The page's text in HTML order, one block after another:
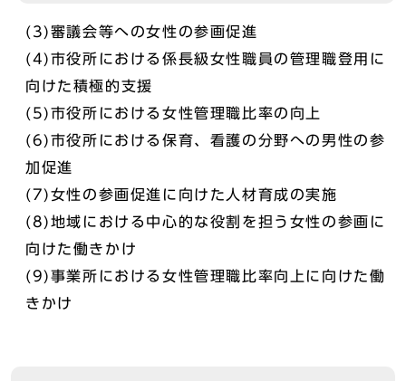
(3)審議会等への女性の参画促進
(4)市役所における係長級女性職員の管理職登用に
向けた積極的支援
(5)市役所における女性管理職比率の向上
(6)市役所における保育、看護の分野への男性の参
加促進
(7)女性の参画促進に向けた人材育成の実施
(8)地域における中心的な役割を担う女性の参画に
向けた働きかけ
(9)事業所における女性管理職比率向上に向けた働
きかけ